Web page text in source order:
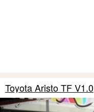
Toyota Aristo TF V1.0